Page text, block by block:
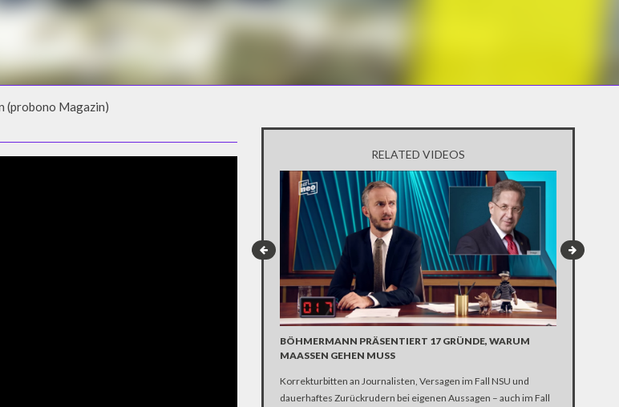
(probono Magazin)
RELATED VIDEOS
BÖHMERMANN PRÄSENTIERT 17 GRÜNDE, WARUM
MAASSEN GEHEN MUSS
Korrekturbitten an Journalisten, Versagen im Fall NSU und
dauerhaftes Zurückrudern bei eigenen Aussagen – auch im Fall